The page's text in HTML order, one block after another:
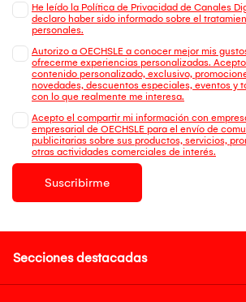
He leído la Política de Privacidad de Canales
declaro haber sido informado sobre el
personales.
Autorizo a OECHSLE a conocer mejor mis
ofrecerme experiencias personalizadas.
contenido personalizado, exclusivo,
novedades, descuentos especiales, eventos y
con lo que realmente me interesa.
Acepto el compartir mi información con
empresarial de OECHSLE para el envío de
publicitarias sobre sus productos, servicios,
otras actividades comerciales de interés.
Suscribirme
Secciones destacadas